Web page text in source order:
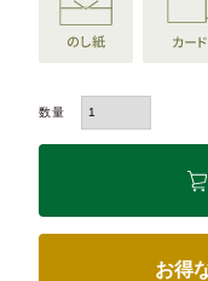
お得